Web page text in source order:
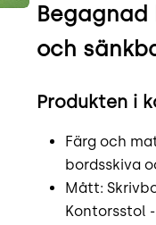
och
Produkten i
Färg och
bordsskiva
Mått:
Kontorsstol